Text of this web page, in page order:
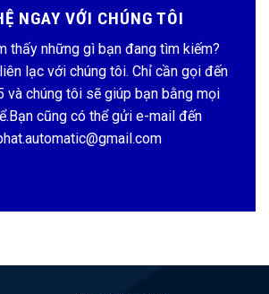
NGAY VỚI CHÚNG TÔI
thấy những gì bạn đang tìm kiếm?
lạc với chúng tôi. Chỉ cần gọi đến
và chúng tôi sẽ giúp bạn bằng mọi
cũng có thể gửi e-mail đến